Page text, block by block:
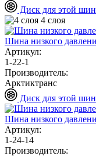
Диск для этой
4 слоя
Шина низкого
Артикул:
1-22-1
Производитель:
Арктиктранс
Диск для этой
Шина низкого
Артикул:
1-24-14
Производитель: